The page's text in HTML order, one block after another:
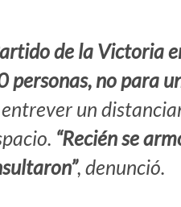
de la Victoria
no para
un
“Recién se
, denunció.